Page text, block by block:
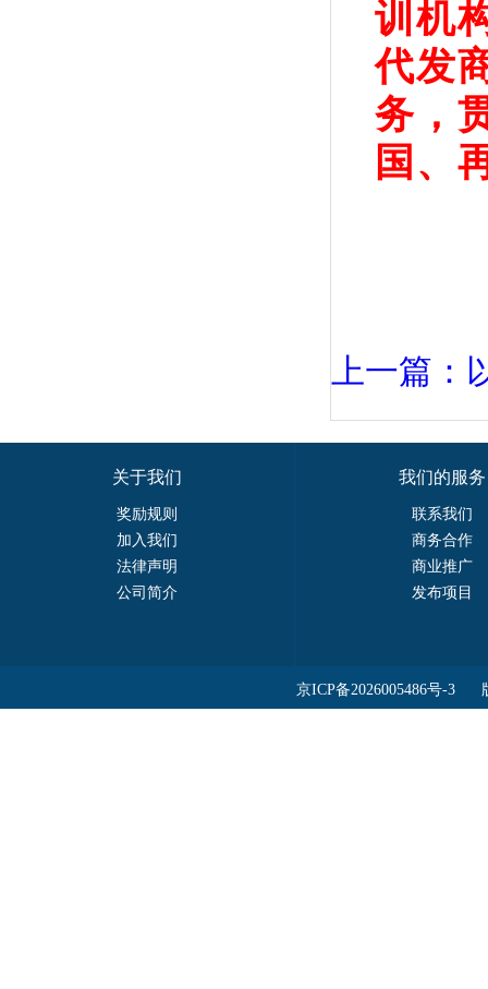
训机
代发
务，
国、
上一篇：
关于我们
奖励规则
加入我们
法律声明
公司简介
我们的服务
联系我们
商务合作
商业推广
发布项目
京ICP备2026005486号-3